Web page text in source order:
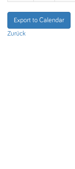
Export to Calendar
Zurück